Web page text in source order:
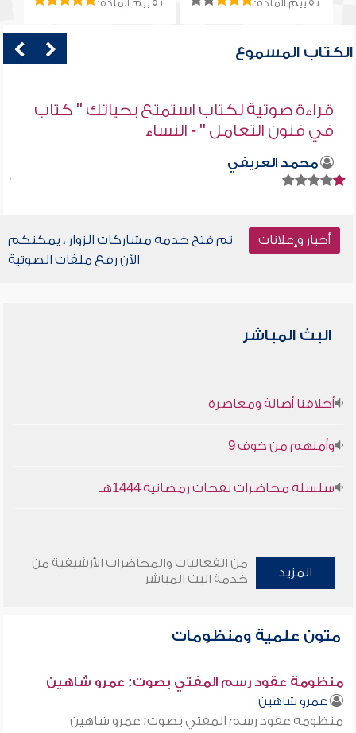
تقييم المادة: تقييم المادة:
الكتاب المسموع
قراءة صوتية لكتاب استمتع بحياتك " كتاب
في فنون التعامل " - النساء
محمد العريفي
أخبار وإعلانات
تم فتح خدمة مشاركات الزوار ، يمكنكم
الآن رفع ملفات الصوتية
البث المباشر
أخلاقنا أصالة ومعاصرة
وأمنهم من خوف 9
سلسلة محاضرات نفحات رمضانية 1444هـ
المزيد
من الفعاليات والمحاضرات الأرشيفية من
خدمة البث المباشر
متون علمية ومنظومات
منظومة عقود رسم المفتي بصوت: عمرو شاهين
عمرو شاهين
منظومة عقود رسم المفتي بصوت: عمرو شاهين